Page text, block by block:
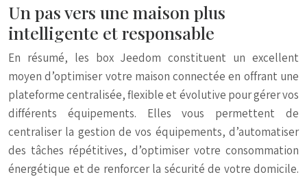
Un pas vers une maison plus
intelligente et responsable
En résumé, les box Jeedom constituent un excellent
moyen d’optimiser votre maison connectée en offrant une
plateforme centralisée, flexible et évolutive pour gérer vos
différents équipements. Elles vous permettent de
centraliser la gestion de vos équipements, d’automatiser
des tâches répétitives, d’optimiser votre consommation
énergétique et de renforcer la sécurité de votre domicile.